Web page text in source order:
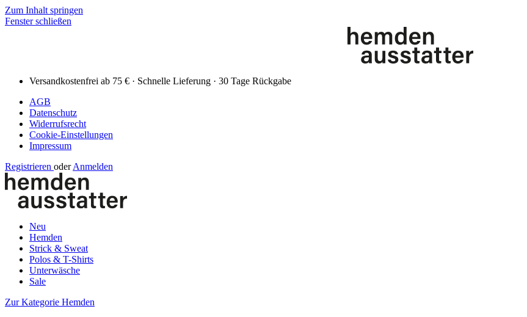
Zum Inhalt springen
Fenster schließen
Versandkostenfrei ab 75 € · Schnelle Lieferung · 30 Tage Rückgabe
AGB
Datenschutz
Widerrufsrecht
Cookie-Einstellungen
Impressum
Registrieren oder Anmelden
Neu
Hemden
Strick & Sweat
Polos & T-Shirts
Unterwäsche
Sale
Zur Kategorie Hemden